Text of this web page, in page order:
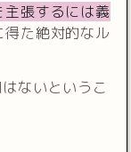
主張するには義
た絶対的なル
ないというこ